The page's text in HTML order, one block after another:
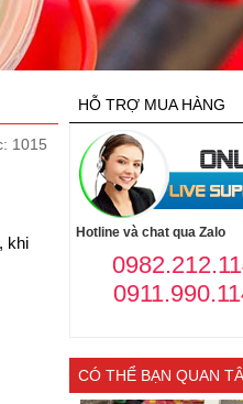
1015
khi
HỖ TRỢ MUA HÀNG
Hotline và chat qua Zalo
CÓ THỂ BẠN QUAN